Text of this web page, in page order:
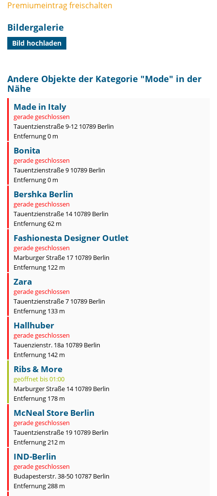
Premiumeintrag freischalten
Bildergalerie
Bild hochladen
Andere Objekte der Kategorie "Mode" in der
Nähe
Made in Italy
gerade geschlossen
Tauentzienstraße 9-12 10789 Berlin
Entfernung 0 m
Bonita
gerade geschlossen
Tauentzienstraße 9 10789 Berlin
Entfernung 0 m
Bershka Berlin
gerade geschlossen
Tauentzienstraße 14 10789 Berlin
Entfernung 62 m
Fashionesta Designer Outlet
gerade geschlossen
Marburger Straße 17 10789 Berlin
Entfernung 122 m
Zara
gerade geschlossen
Tauentzienstraße 7 10789 Berlin
Entfernung 133 m
Hallhuber
gerade geschlossen
Tauenzienstr. 18a 10789 Berlin
Entfernung 142 m
Ribs & More
geöffnet bis 01:00
Marburger Straße 14 10789 Berlin
Entfernung 178 m
McNeal Store Berlin
gerade geschlossen
Tauentzienstraße 19 10789 Berlin
Entfernung 212 m
IND-Berlin
gerade geschlossen
Budapesterstr. 38-50 10787 Berlin
Entfernung 288 m